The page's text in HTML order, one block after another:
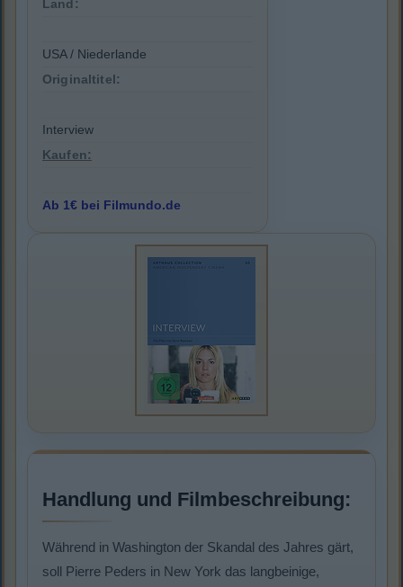
Land:
USA / Niederlande
Originaltitel:
Interview
Kaufen:
Ab 1€ bei Filmundo.de
Handlung und Filmbeschreibung:
Während in Washington der Skandal des Jahres gärt,
soll Pierre Peders in New York das langbeinige,